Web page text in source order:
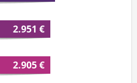
2.951 €
2.905 €